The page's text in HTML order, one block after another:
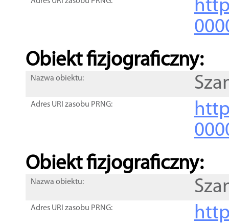
Obiekt fizjograficzny:
Nazwa obiektu:
Adres URI zasobu PRNG:
Obiekt fizjograficzny:
Nazwa obiektu:
Adres URI zasobu PRNG: